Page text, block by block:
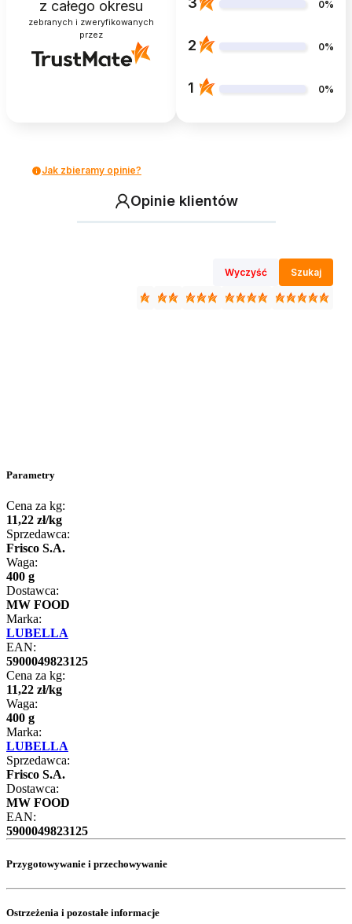
z całego okresu
zebranych i zweryfikowanych
przez
0%
2 0%
1 0%
Jak zbieramy opinie?
Opinie klientów
Wyczyść Szukaj
Parametry
Cena za kg:
11,22 zł/kg
Sprzedawca:
Frisco S.A.
Waga:
400 g
Dostawca:
MW FOOD
Marka:
LUBELLA
EAN:
5900049823125
Cena za kg:
11,22 zł/kg
Waga:
400 g
Marka:
LUBELLA
Sprzedawca:
Frisco S.A.
Dostawca:
MW FOOD
EAN:
5900049823125
Przygotowywanie i przechowywanie
Ostrzeżenia i pozostałe informacje